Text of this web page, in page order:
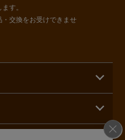
す。
交換をお受けできませ